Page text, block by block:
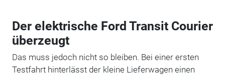
Der elektrische Ford Transit Courier
überzeugt
Das muss jedoch nicht so bleiben. Bei einer ersten
Testfahrt hinterlässt der kleine Lieferwagen einen